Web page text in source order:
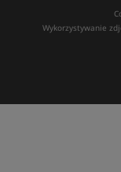
Wykorzystywanie